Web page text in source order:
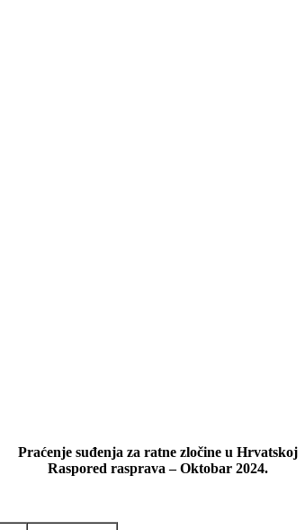
Praćenje suđenja za ratne zločine u Hrvatskoj
Raspored rasprava – Oktobar 2024.